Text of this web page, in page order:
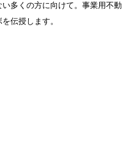
多くの方に向けて。事業用不動
伝授します。